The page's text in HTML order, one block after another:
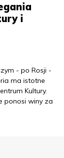
i
- po Rosji -
ma istotne
Kultury.
ponosi winy za